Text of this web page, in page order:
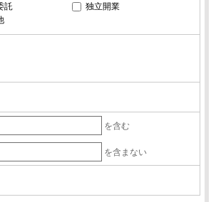
託
独立開業
を含む
を含まない